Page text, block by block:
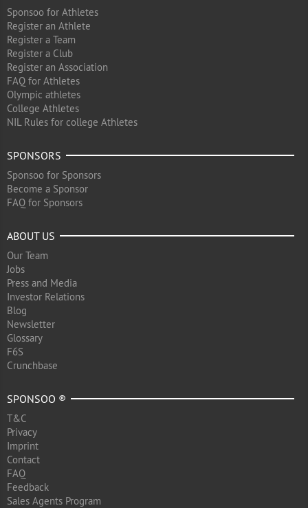
Sponsoo for Athletes
Register an Athlete
Register a Team
Register a Club
Register an Association
FAQ for Athletes
Olympic athletes
College Athletes
NIL Rules for college Athletes
SPONSORS
Sponsoo for Sponsors
Become a Sponsor
FAQ for Sponsors
ABOUT US
Our Team
Jobs
Press and Media
Investor Relations
Blog
Newsletter
Glossary
F6S
Crunchbase
SPONSOO ®
T&C
Privacy
Imprint
Contact
FAQ
Feedback
Sales Agents Program